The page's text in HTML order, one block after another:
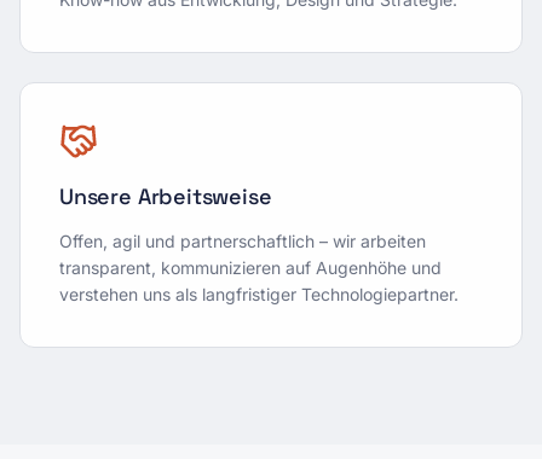
Unsere Arbeitsweise
Offen, agil und partnerschaftlich – wir arbeiten
transparent, kommunizieren auf Augenhöhe und
verstehen uns als langfristiger Technologiepartner.